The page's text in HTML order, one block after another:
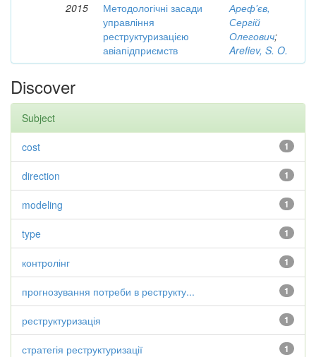
2015
Методологічні засади
управління
реструктуризацією
авіапідприємств
Ареф'єв,
Сергій
Олегович;
Arefiev, S. O.
Discover
Subject
1
cost
1
direction
1
modeling
1
type
1
контролінг
1
прогнозування потреби в реструкту...
1
реструктуризація
1
стратегія реструктуризації